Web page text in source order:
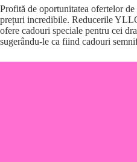
Profită de oportunitatea ofertelor
prețuri incredibile. Reducerile
ofere cadouri speciale pentru cei
sugerându-le ca fiind cadouri